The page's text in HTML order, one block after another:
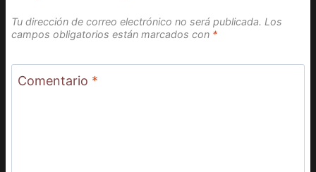
Tu dirección de correo electrónico no será publicada. Los
campos obligatorios están marcados con *
Comentario *